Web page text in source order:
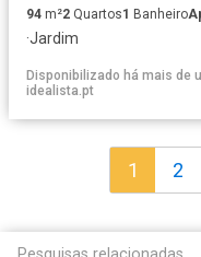
94 m²2 Quartos1 Banheiro
·Jardim
Disponibilizado há mais de
idealista.pt
1 2